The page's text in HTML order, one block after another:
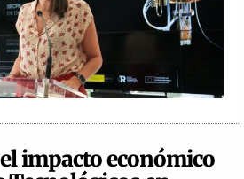
impacto económico